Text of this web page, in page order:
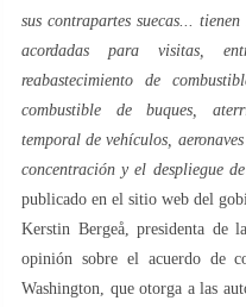
sus contrapartes suecas...
acordadas para visitas,
reabastecimiento de
combustible de buques,
temporal de vehículos,
concentración y el despliegue
publicado en el sitio web del
Kerstin Bergeå, presidenta de
opinión sobre el acuerdo de
Washington, que otorga a las